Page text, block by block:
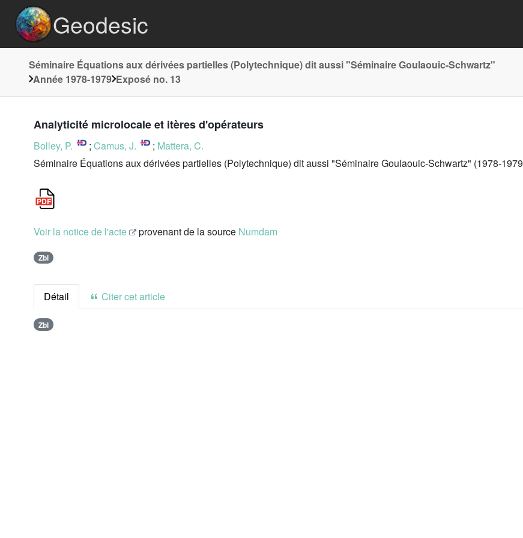
Geodesic
Séminaire Équations aux dérivées partielles (Polytechnique) dit aussi "Séminaire Goulaouic-Schwartz"
Année 1978-1979 Exposé no. 13
Analyticité microlocale et itères d'opérateurs
Bolley, P. ; Camus, J. ; Mattera, C.
Séminaire Équations aux dérivées partielles (Polytechnique) dit aussi "Séminaire Goulaouic-Schwartz" (1978-
Voir la notice de l'acte provenant de la source Numdam
Zbl
Détail Citer cet article
Zbl